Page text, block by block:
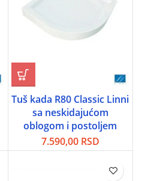
Tuš kada R80 Classic Linni
sa neskidajućom
oblogom i postoljem
7.590,00 RSD